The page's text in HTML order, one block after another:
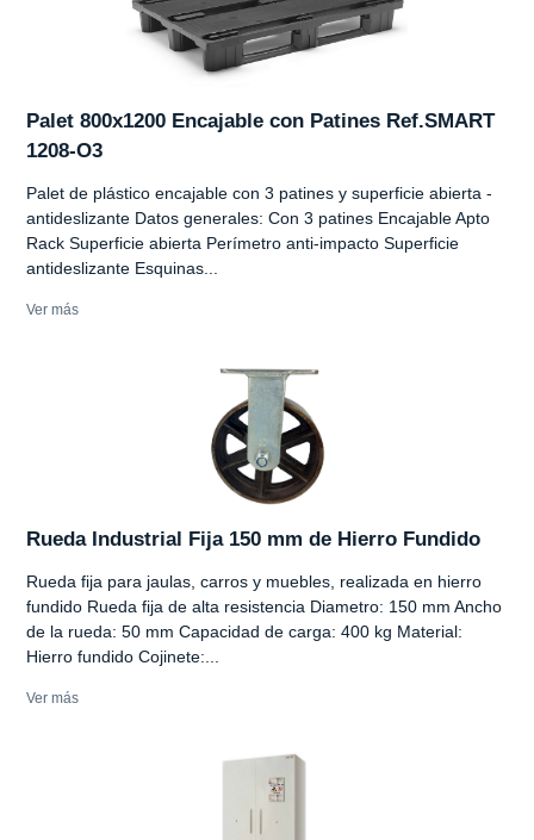
Palet 800x1200 Encajable con Patines Ref.SMART
1208-O3
Palet de plástico encajable con 3 patines y superficie abierta -
antideslizante Datos generales: Con 3 patines Encajable Apto
Rack Superficie abierta Perímetro anti-impacto Superficie
antideslizante Esquinas...
Ver más
Rueda Industrial Fija 150 mm de Hierro Fundido
Rueda fija para jaulas, carros y muebles, realizada en hierro
fundido Rueda fija de alta resistencia Diametro: 150 mm Ancho
de la rueda: 50 mm Capacidad de carga: 400 kg Material:
Hierro fundido Cojinete:...
Ver más